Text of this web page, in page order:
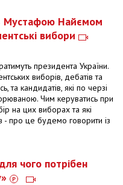
Мустафою Найємом
вибори
президента України.
виборів, дебатів та
та кандидатів, які по черзі
Чим керуватись при
на цих виборах та які
- про це будемо говорити із
чого потрібен